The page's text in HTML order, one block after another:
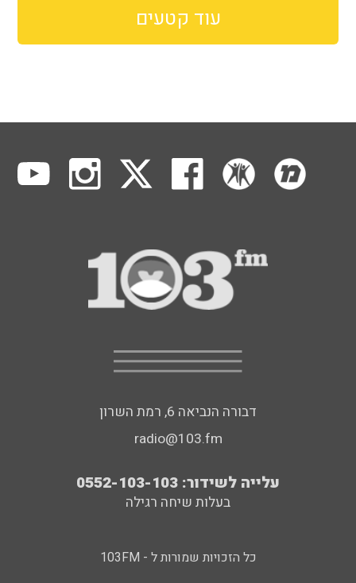
עוד קטעים
דבורה הנביאה 6, רמת השרון
radio@103.fm
עלייה לשידור: 0552-103-103
בעלות שיחה רגילה
כל הזכויות שמורות ל - 103FM